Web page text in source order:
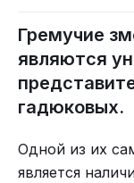
Гремучие
являются
гадюковых.
Одной из их
является